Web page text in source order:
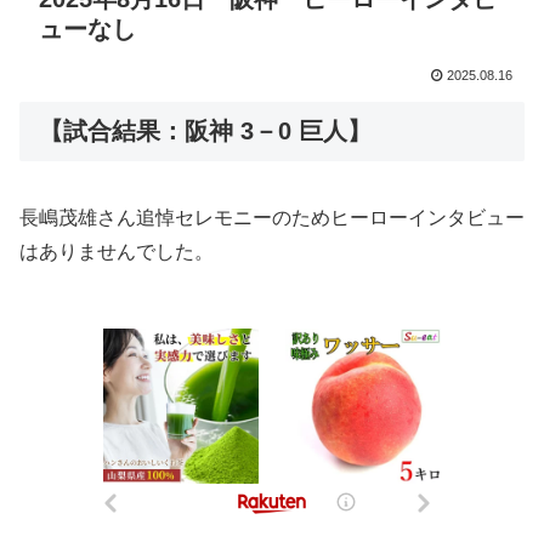
ューなし
2025.08.16
【試合結果：阪神 3－0 巨人】
長嶋茂雄さん追悼セレモニーのためヒーローインタビュー
はありませんでした。